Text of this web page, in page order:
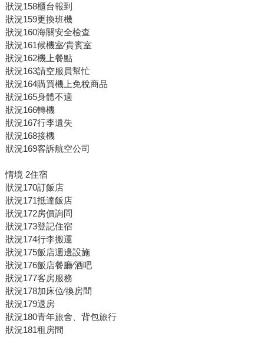
狀況158櫃台報到
狀況159更換班機
狀況160海關安全檢查
狀況161候機室∕貴賓室
狀況162機上餐點
狀況163請空服員幫忙
狀況164購買機上免稅商品
狀況165身體不適
狀況166轉機
狀況167行李遺失
狀況168接機
狀況169客訴航空公司
情境 2住宿
狀況170訂飯店
狀況171抵達飯店
狀況172房價詢問
狀況173登記住宿
狀況174行李搬運
狀況175飯店週邊設施
狀況176飯店餐廳∕酒吧
狀況177客房服務
狀況178加床位∕換房間
狀況179退房
狀況180青年旅舍、背包旅行
狀況181租房間